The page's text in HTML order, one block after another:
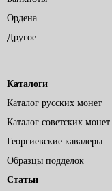
Ордена
Другое
Каталоги
Каталог русских монет
Каталог советских монет
Георгиевские кавалеры
Образцы подделок
Статьи